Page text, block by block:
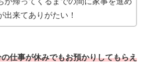
出来てありがたい！
の仕事が休みでもお預かりしてもらえ